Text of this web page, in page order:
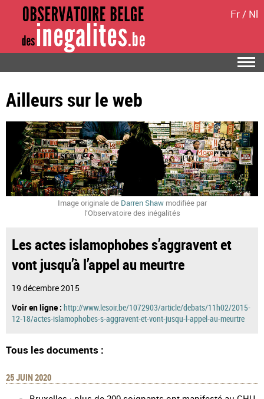
Fr/ Nl
Ailleurs sur le web
Image originale de Darren Shawmodifiée par
l’Observatoire des inégalités
Les actes islamophobes s’aggravent et
vont jusqu’à l’appel au meurtre
19 décembre 2015
Voir en ligne : http://www.lesoir.be/1072903/article/debats/11h02/2015-
12-18/actes-islamophobes-s-aggravent-et-vont-jusqu-l-appel-au-meurtre
Tous les documents :
25 JUIN 2020